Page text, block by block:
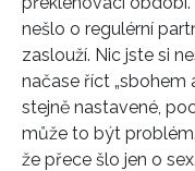
nešlo o regulérní
zaslouží. Nic jste si
načase říct „sbohem
stejně nastavené,
může to být
že přece šlo jen o